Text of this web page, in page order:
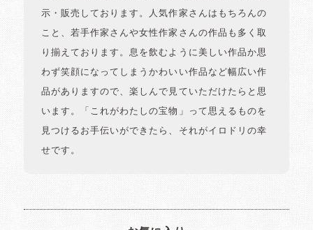
示・販売しております。人気作家さんはもちろんの
こと、若手作家さんや女性作家さんの作品も多く取
り揃えております。息を飲むように美しい作品か思
わず笑顔になってしまうかわいい作品など幅広い作
品がありますので、楽しんで見ていただけたらと思
います。「これがわたしの宝物」って思えるものを
見つけるお手伝いができたら、それがイロドリの幸
せです。